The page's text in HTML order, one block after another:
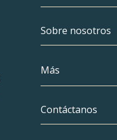
Piscis
Aries
Tauro
Cáncer
Carta Astral
Famosos
Sobre nosotros
Más
Contáctanos